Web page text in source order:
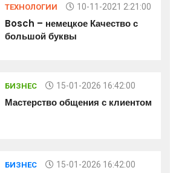
ТЕХНОЛОГИИ 10-11-2021 2:21:00
Bosch – немецкое Качество с
большой буквы
БИЗНЕС 15-01-2026 16:42:00
Мастерство общения с клиентом
БИЗНЕС 15-01-2026 16:42:00